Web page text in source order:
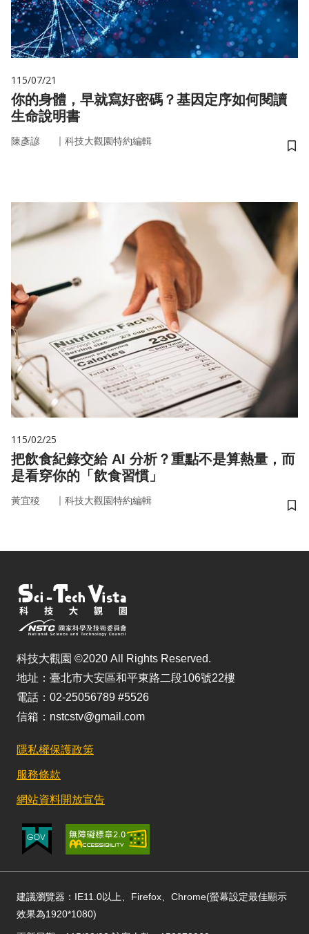
115/07/21
你的身體，早就寫好密碼？基因定序如何閱讀
生命說明書
陳彥諺 ｜ 科技大觀園特約編輯
儲
115/02/25
把飲食紀錄交給 AI 分析？重點不是算熱量，而
是看穿你的「飲食習慣」
黃宜稜 ｜ 科技大觀園特約編輯
儲
科技大觀園 ©2020 All Rights Reserved.
地址：臺北市大安區和平東路二段106號22樓
電話：02-25056789 #5526
信箱：nstcstv@gmail.com
隱私權保護政策
服務條款
網站資料開放宣告
建議瀏覽器：IE11.0以上、Firefox、Chrome(螢幕設定最佳顯示
效果為1920*1080)